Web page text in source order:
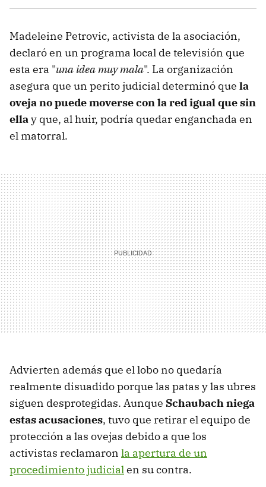
Madeleine Petrovic, activista de la asociación,
declaró en un programa local de televisión que
esta era "una idea muy mala". La organización
asegura que un perito judicial determinó que la
oveja no puede moverse con la red igual que sin
ellay que, al huir, podría quedar enganchada en
el matorral.
Advierten además que el lobo no quedaría
realmente disuadido porque las patas y las ubres
siguen desprotegidas. Aunque Schaubach niega
estas acusaciones, tuvo que retirar el equipo de
protección a las ovejas debido a que los
activistas reclamaron la apertura de un
procedimiento judicialen su contra.